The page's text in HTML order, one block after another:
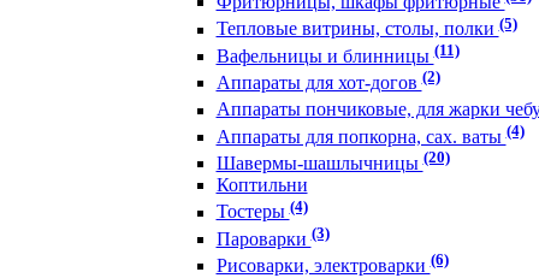
Тепловые витрины, столы, полки(5)
Вафельницы и блинницы(11)
Аппараты для хот-догов(2)
Аппараты пончиковые, для жарки
Аппараты для попкорна, сах. ваты(4)
Шавермы-шашлычницы(20)
Коптильни
Тостеры(4)
Пароварки(3)
Рисоварки, электроварки(6)